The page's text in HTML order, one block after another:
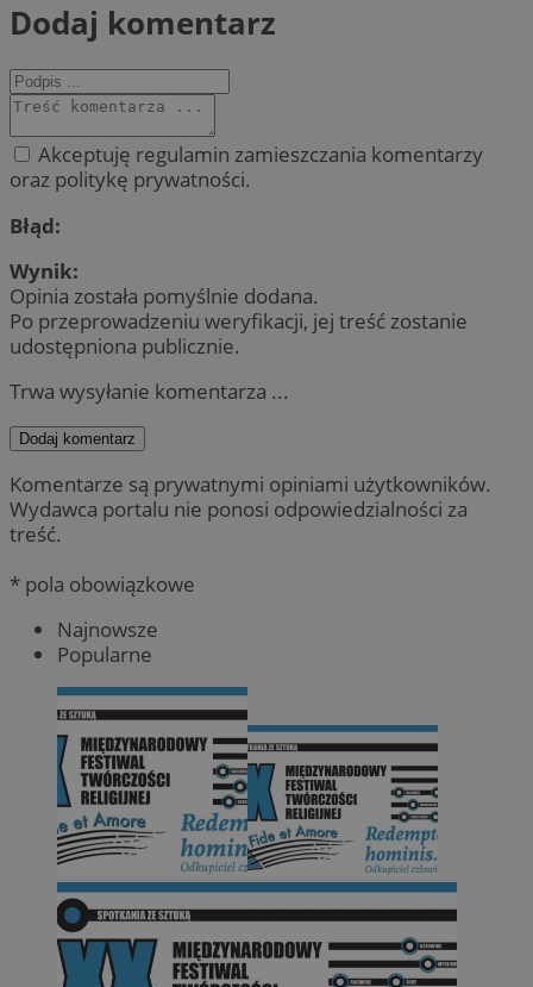
Dodaj komentarz
Akceptuję regulamin zamieszczania komentarzy
oraz politykę prywatności.
Błąd:
Wynik:
Opinia została pomyślnie dodana.
Po przeprowadzeniu weryfikacji, jej treść zostanie
udostępniona publicznie.
Trwa wysyłanie komentarza ...
Dodaj komentarz
Komentarze są prywatnymi opiniami użytkowników.
Wydawca portalu nie ponosi odpowiedzialności za
treść.
* pola obowiązkowe
Najnowsze
Popularne